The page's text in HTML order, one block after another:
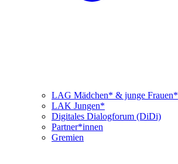
LAG Mädchen* & junge Frauen*
LAK Jungen*
Digitales Dialogforum (DiDi)
Partner*innen
Gremien